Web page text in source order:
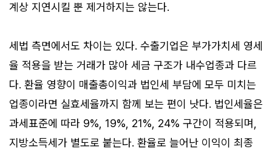
계상 지연시킬 뿐 제거하지는 않는다.
세법 측면에서도 차이는 있다. 수출기업은 부가가치세 영세
율 적용을 받는 거래가 많아 세금 구조가 내수업종과 다르
다. 환율 영향이 매출총이익과 법인세 부담에 모두 미치는
업종이라면 실효세율까지 함께 보는 편이 낫다. 법인세율은
과세표준에 따라 9%, 19%, 21%, 24% 구간이 적용되며,
지방소득세가 별도로 붙는다. 환율로 늘어난 이익이 최종